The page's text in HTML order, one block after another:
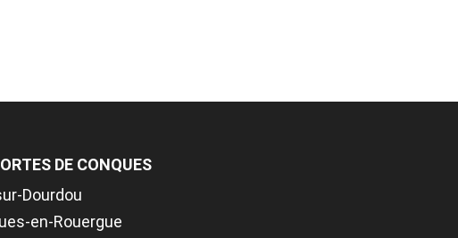
DE CONQUES
Dourdou
en-Rouergue